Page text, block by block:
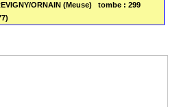
ORNAIN (Meuse) tombe : 299